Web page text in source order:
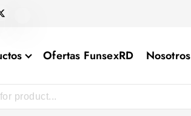
Ofertas FunsexRD Nosotros